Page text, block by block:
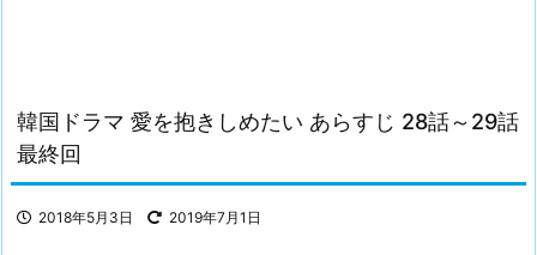
韓国ドラマ 愛を抱きしめたい あらすじ 28話～29話
最終回
2018年5月3日 2019年7月1日